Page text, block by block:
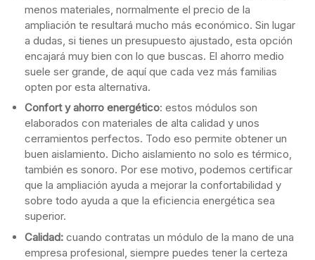
menos materiales, normalmente el precio de la
ampliación te resultará mucho más económico. Sin lugar
a dudas, si tienes un presupuesto ajustado, esta opción
encajará muy bien con lo que buscas. El ahorro medio
suele ser grande, de aquí que cada vez más familias
opten por esta alternativa.
Confort y ahorro energético: estos módulos son
elaborados con materiales de alta calidad y unos
cerramientos perfectos. Todo eso permite obtener un
buen aislamiento. Dicho aislamiento no solo es térmico,
también es sonoro. Por ese motivo, podemos certificar
que la ampliación ayuda a mejorar la confortabilidad y
sobre todo ayuda a que la eficiencia energética sea
superior.
Calidad: cuando contratas un módulo de la mano de una
empresa profesional, siempre puedes tener la certeza